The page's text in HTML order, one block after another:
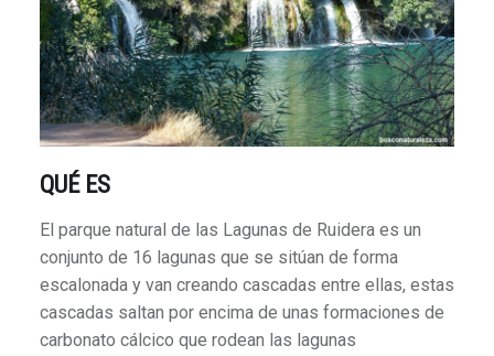
QUÉ ES
El parque natural de las Lagunas de Ruidera es un
conjunto de 16 lagunas que se sitúan de forma
escalonada y van creando cascadas entre ellas, estas
cascadas saltan por encima de unas formaciones de
carbonato cálcico que rodean las lagunas